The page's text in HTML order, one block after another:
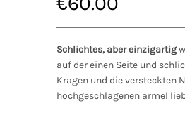
Schlichtes, aber einzigartig
auf der einen Seite und
Kragen und die versteckten
hochgeschlagenen armel